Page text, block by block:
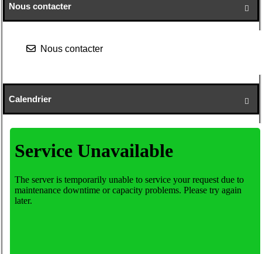

Nous contacter
Nous contacter

Calendrier